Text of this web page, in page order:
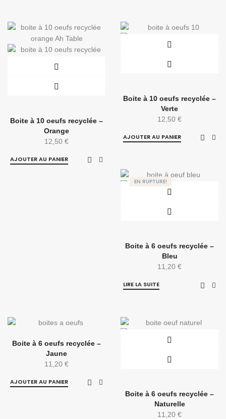
Boite à 10 oeufs recyclée –
Orange
12,50 €
AJOUTER AU PANIER
Boite à 10 oeufs recyclée –
Verte
12,50 €
AJOUTER AU PANIER
EN RUPTURE!
Boite à 6 oeufs recyclée –
Bleu
11,20 €
LIRE LA SUITE
Boite à 6 oeufs recyclée –
Jaune
11,20 €
AJOUTER AU PANIER
Boite à 6 oeufs recyclée –
Naturelle
11,20 €